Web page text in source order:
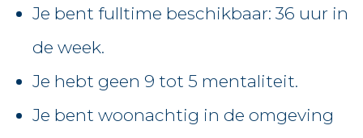
Je bent fulltime beschikbaar: 36 uur in
de week.
Je hebt geen 9 tot 5 mentaliteit.
Je bent woonachtig in de omgeving